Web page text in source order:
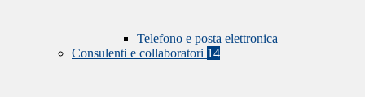
Telefono e posta elettronica
Consulenti e collaboratori 14